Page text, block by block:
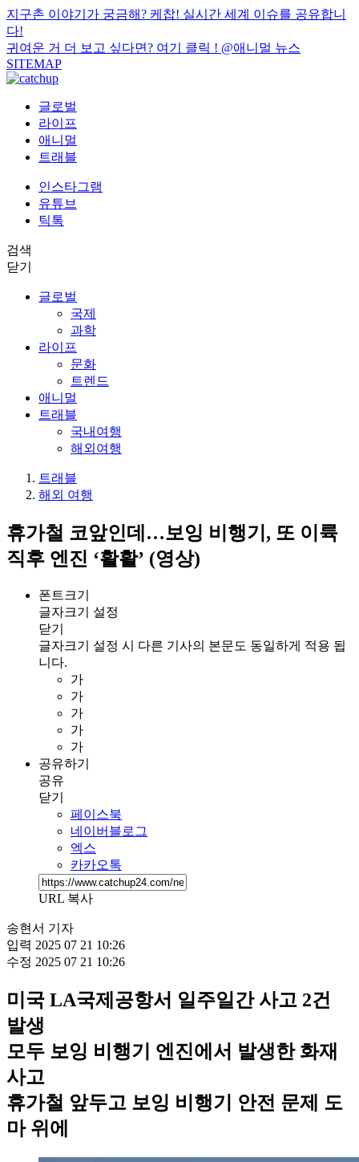
지구촌 이야기가 궁금해? 케찹! 실시간 세계 이슈를 공유합니
다!
귀여운 거 더 보고 싶다면? 여기 클릭 ! @애니멀 뉴스
SITEMAP
글로벌
라이프
애니멀
트래블
인스타그램
유튜브
틱톡
검색
닫기
글로벌
국제
과학
라이프
문화
트렌드
애니멀
트래블
국내여행
해외여행
트래블
해외 여행
휴가철 코앞인데…보잉 비행기, 또 이륙
직후 엔진 ‘활활’ (영상)
폰트크기
글자크기 설정
닫기
글자크기 설정 시 다른 기사의 본문도 동일하게 적용 됩
니다.
가
가
가
가
가
공유하기
공유
닫기
페이스북
네이버블로그
엑스
카카오톡
URL 복사
송현서 기자
입력 2025 07 21 10:26
수정 2025 07 21 10:26
미국 LA국제공항서 일주일간 사고 2건
발생
모두 보잉 비행기 엔진에서 발생한 화재
사고
휴가철 앞두고 보잉 비행기 안전 문제 도
마 위에